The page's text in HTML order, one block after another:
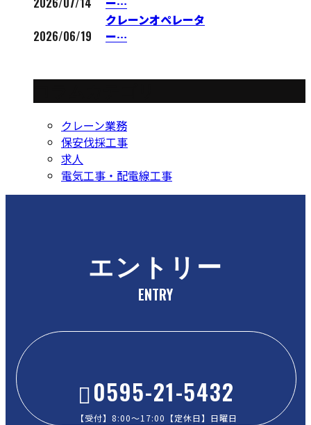
2026/06/19
クレーンオペレータ
ー…
クレーン業務
保安伐採工事
求人
電気工事・配電線工事
エントリー
ENTRY
0595-21-5432
【受付】8:00～17:00【定休日】日曜日